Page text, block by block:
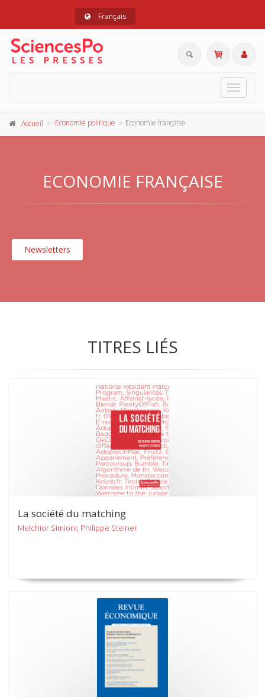
Français
Toggle
Accueil Economie politique Economie française
ECONOMIE FRANÇAISE
Newsletters
TITRES LIÉS
La société du matching
Melchior Simioni, Philippe Steiner